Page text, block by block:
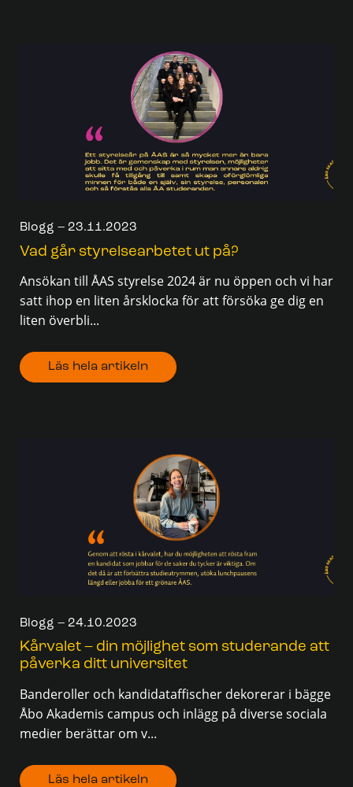
Blogg – 23.11.2023
Vad går styrelsearbetet ut på?
Ansökan till ÅAS styrelse 2024 är nu öppen och vi har
satt ihop en liten årsklocka för att försöka ge dig en
liten överbli...
Läs hela artikeln
Blogg – 24.10.2023
Kårvalet – din möjlighet som studerande att
påverka ditt universitet
Banderoller och kandidataffischer dekorerar i bägge
Åbo Akademis campus och inlägg på diverse sociala
medier berättar om v...
Läs hela artikeln